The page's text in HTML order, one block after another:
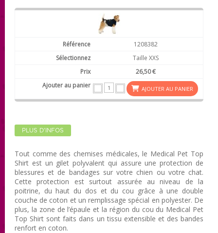
1208382
Taille XXS
26,50 €
AJOUTER AU PANIER
PLUS D'INFOS
Tout comme des chemises médicales, le Medical Pet Top
Shirt est un gilet polyvalent qui assure une protection de
blessures et de bandages sur votre chien ou votre chat.
Cette protection est surtout assurée au niveau de la
poitrine, du haut du dos et du cou grâce à une double
couche de coton et un remplissage spécial en polyester. De
plus, la zone de l’épaule et la région du cou du Medical Pet
Top Shirt sont faits dans un tissu extensible et des bandes
renfort en coton.